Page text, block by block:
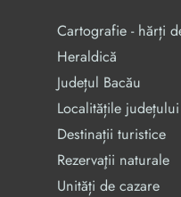
Cartografie - hărți
Heraldică
Județul Bacău
Localitățile
Destinații turistice
Rezervaţii naturale
Unități de cazare